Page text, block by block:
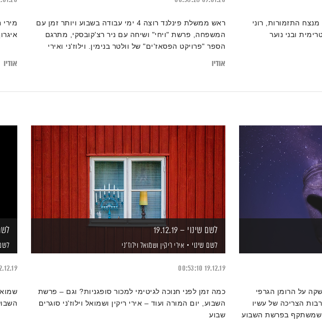
מנצח התזמורות, רוני
ובני נוער
ראש ממשלת פינלנד רוצה 4 ימי עבודה בשבוע ויותר זמן עם
המשפחה, פרשת "ויחי" ושיחה עם ניר רצ'קובסקי, מתרגם
הספר "פרויקט הפסאז'ים" של וולטר בנימין. וילוז'ני ואירי
אודיו אודיו
על הרומן הגרפי
הצריכה של עשיו
שמשתקף בפרשת השבוע
לשם שינוי – 19.12.19
לשם שינוי אירי ריקין ושמואל וילוז'ני
19.12.19
00:53:10
כמה זמן לפני חנוכה לגיטימי למכור סופגניות? וגם – פרשת
השבוע, יום המורה ועוד – אירי ריקין ושמואל וילוז'ני סוגרים
שבוע
לשם